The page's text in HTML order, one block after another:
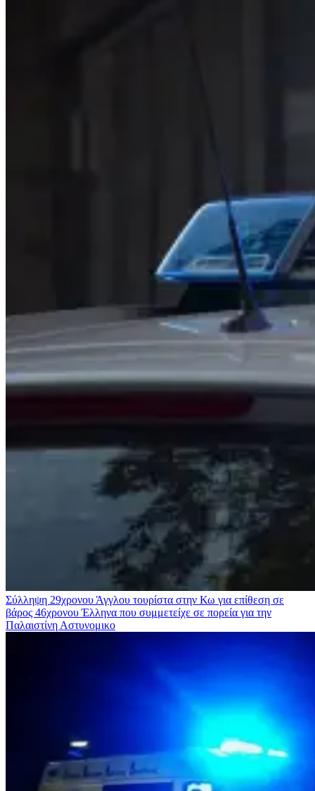
Σύλληψη 29χρονου Άγγλου τουρίστα στην Κω για επίθεση σε
βάρος 46χρονου Έλληνα που συμμετείχε σε πορεία για την
Παλαιστίνη Αστυνομικο